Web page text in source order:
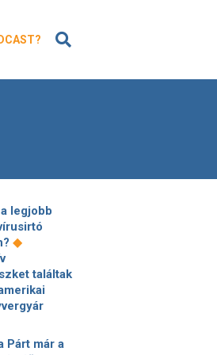
legjobb
◆
találtak
ezelőtti
Párt már a